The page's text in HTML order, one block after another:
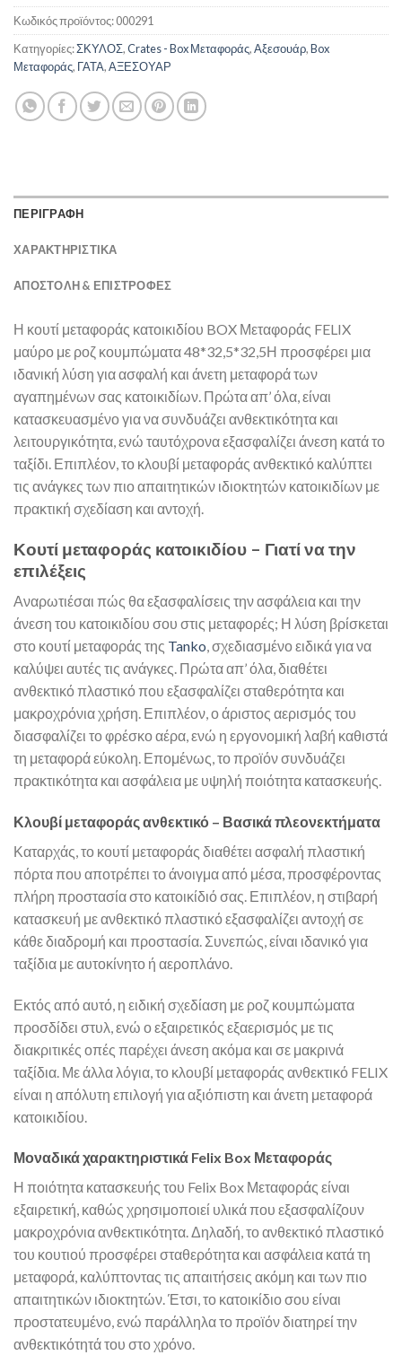
Κωδικός προϊόντος:000291
Κατηγορίες:ΣΚΥΛΟΣ,Crates - Box Μεταφοράς,Αξεσουάρ,Box
Μεταφοράς, ΓΑΤΑ,ΑΞΕΣΟΥΑΡ
ΠΕΡΙΓΡΑΦΗ
ΧΑΡΑΚΤΗΡΙΣΤΙΚΑ
ΑΠΟΣΤΟΛΉ & ΕΠΙΣΤΡΟΦΈΣ
Η κουτί μεταφοράς κατοικιδίου BOX Μεταφοράς FELIX
μαύρο με ροζ κουμπώματα 48*32,5*32,5Η προσφέρει μια
ιδανική λύση για ασφαλή και άνετη μεταφορά των
αγαπημένων σας κατοικιδίων. Πρώτα απ’ όλα, είναι
κατασκευασμένο για να συνδυάζει ανθεκτικότητα και
λειτουργικότητα, ενώ ταυτόχρονα εξασφαλίζει άνεση κατά το
ταξίδι. Επιπλέον, το κλουβί μεταφοράς ανθεκτικό καλύπτει
τις ανάγκες των πιο απαιτητικών ιδιοκτητών κατοικιδίων με
πρακτική σχεδίαση και αντοχή.
Κουτί μεταφοράς κατοικιδίου – Γιατί να την
επιλέξεις
Αναρωτιέσαι πώς θα εξασφαλίσεις την ασφάλεια και την
άνεση του κατοικιδίου σου στις μεταφορές; Η λύση βρίσκεται
στο κουτί μεταφοράς της Tanko, σχεδιασμένο ειδικά για να
καλύψει αυτές τις ανάγκες. Πρώτα απ’ όλα, διαθέτει
ανθεκτικό πλαστικό που εξασφαλίζει σταθερότητα και
μακροχρόνια χρήση. Επιπλέον, ο άριστος αερισμός του
διασφαλίζει το φρέσκο αέρα, ενώ η εργονομική λαβή καθιστά
τη μεταφορά εύκολη. Επομένως, το προϊόν συνδυάζει
πρακτικότητα και ασφάλεια με υψηλή ποιότητα κατασκευής.
Κλουβί μεταφοράς ανθεκτικό – Βασικά πλεονεκτήματα
Καταρχάς, το κουτί μεταφοράς διαθέτει ασφαλή πλαστική
πόρτα που αποτρέπει το άνοιγμα από μέσα, προσφέροντας
πλήρη προστασία στο κατοικίδιό σας. Επιπλέον, η στιβαρή
κατασκευή με ανθεκτικό πλαστικό εξασφαλίζει αντοχή σε
κάθε διαδρομή και προστασία. Συνεπώς, είναι ιδανικό για
ταξίδια με αυτοκίνητο ή αεροπλάνο.
Εκτός από αυτό, η ειδική σχεδίαση με ροζ κουμπώματα
προσδίδει στυλ, ενώ ο εξαιρετικός εξαερισμός με τις
διακριτικές οπές παρέχει άνεση ακόμα και σε μακρινά
ταξίδια. Με άλλα λόγια, το κλουβί μεταφοράς ανθεκτικό FELIX
είναι η απόλυτη επιλογή για αξιόπιστη και άνετη μεταφορά
κατοικιδίου.
Μοναδικά χαρακτηριστικά Felix Box Μεταφοράς
Η ποιότητα κατασκευής του Felix Box Μεταφοράς είναι
εξαιρετική, καθώς χρησιμοποιεί υλικά που εξασφαλίζουν
μακροχρόνια ανθεκτικότητα. Δηλαδή, το ανθεκτικό πλαστικό
του κουτιού προσφέρει σταθερότητα και ασφάλεια κατά τη
μεταφορά, καλύπτοντας τις απαιτήσεις ακόμη και των πιο
απαιτητικών ιδιοκτητών. Έτσι, το κατοικίδιο σου είναι
προστατευμένο, ενώ παράλληλα το προϊόν διατηρεί την
ανθεκτικότητά του στο χρόνο.